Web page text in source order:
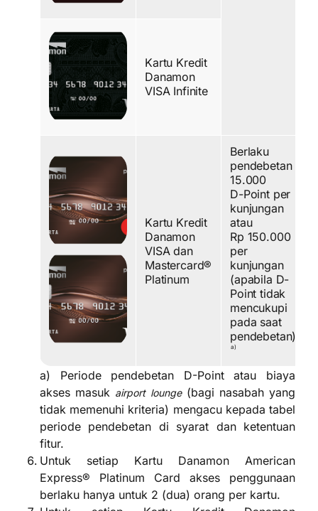
Kartu Kredit
Danamon
VISA Infinite
Kartu Kredit
Danamon
VISA dan
Mastercard®
Platinum
Berlaku
pendebetan
15.000
D-Point per
kunjungan
atau
Rp 150.000
per
kunjungan
(apabila D-
Point tidak
mencukupi
pada saat
pendebetan).
a)
a) Periode pendebetan D-Point atau biaya
akses masuk airport lounge(bagi nasabah yang
tidak memenuhi kriteria) mengacu kepada tabel
periode pendebetan di syarat dan ketentuan
fitur.
Untuk setiap Kartu Danamon American
Express® Platinum Card akses penggunaan
berlaku hanya untuk 2 (dua) orang per kartu.